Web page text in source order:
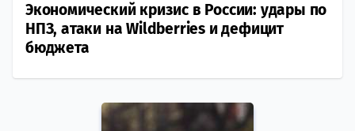
Экономический кризис в России: удары по
НПЗ, атаки на Wildberries и дефицит
бюджета